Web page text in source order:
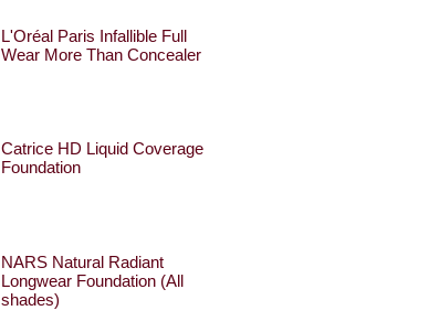
L'Oréal Paris Infallible Full
Wear More Than Concealer
Catrice HD Liquid Coverage
Foundation
NARS Natural Radiant
Longwear Foundation (All
shades)